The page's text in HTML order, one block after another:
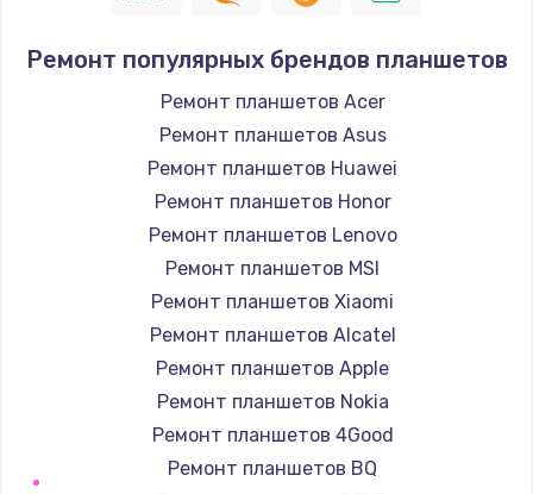
1400 руб.
Заказать
Восстановление после падения
Заказать
Пайка и ремонт платы брелка
Заказать
Программирование АТС
Ремонт популярных брендов планшетов
Ремонт планшетов Acer
Ремонт планшетов Asus
Ремонт планшетов Huawei
Ремонт планшетов Honor
Ремонт планшетов Lenovo
Ремонт планшетов MSI
Ремонт планшетов Xiaomi
Ремонт планшетов Alcatel
Ремонт планшетов Apple
Ремонт планшетов Nokia
Ремонт планшетов 4Good
Ремонт планшетов BQ